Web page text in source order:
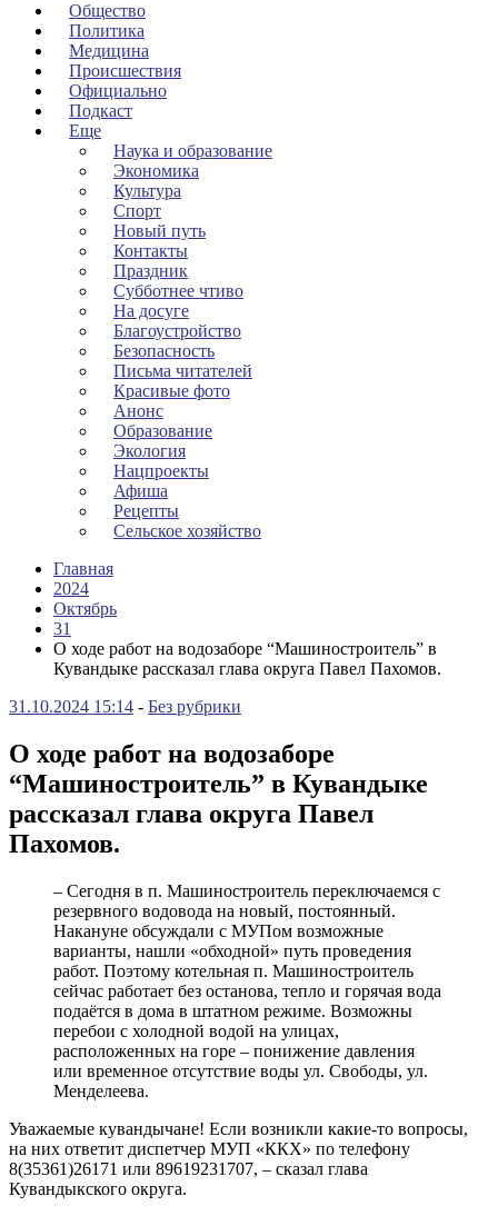
Общество
Политика
Медицина
Происшествия
Официально
Подкаст
Еще
Наука и образование
Экономика
Культура
Спорт
Новый путь
Контакты
Праздник
Субботнее чтиво
На досуге
Благоустройство
Безопасность
Письма читателей
Красивые фото
Анонс
Образование
Экология
Нацпроекты
Афиша
Рецепты
Сельское хозяйство
Главная
2024
Октябрь
31
О ходе работ на водозаборе “Машиностроитель” в
Кувандыке рассказал глава округа Павел Пахомов.
31.10.2024 15:14 - Без рубрики
О ходе работ на водозаборе
“Машиностроитель” в Кувандыке
рассказал глава округа Павел
Пахомов.
– Сегодня в п. Машиностроитель переключаемся с
резервного водовода на новый, постоянный.
Накануне обсуждали с МУПом возможные
варианты, нашли «обходной» путь проведения
работ. Поэтому котельная п. Машиностроитель
сейчас работает без останова, тепло и горячая вода
подаётся в дома в штатном режиме. Возможны
перебои с холодной водой на улицах,
расположенных на горе – понижение давления
или временное отсутствие воды ул. Свободы, ул.
Менделеева.
Уважаемые кувандычане! Если возникли какие-то вопросы,
на них ответит диспетчер МУП «ККХ» по телефону
8(35361)26171 или 89619231707, – сказал глава
Кувандыкского округа.